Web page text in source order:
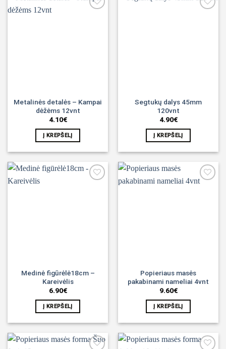
Metalinės detalės – Kampai
dėžėms 12vnt
4.10€
Į KREPŠELĮ
Segtukų dalys 45mm
120vnt
4.90€
Į KREPŠELĮ
Medinė figūrėlė18cm –
Kareivėlis
6.90€
Į KREPŠELĮ
Popieriaus masės
pakabinami nameliai 4vnt
9.60€
Į KREPŠELĮ